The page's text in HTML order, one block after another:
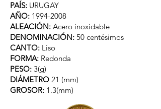
PAÍS: URUGAY
AÑO: 1994-2008
ALEACIÓN: Acero inoxidable
DENOMINACIÓN: 50 centésimos
CANTO: Liso
FORMA: Redonda
PESO: 3(g)
DIÁMETRO 21 (mm)
GROSOR: 1.3(mm)